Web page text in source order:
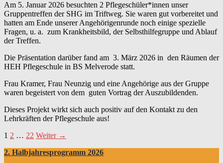
Am 5. Januar 2026 besuchten 2 Pflegeschüler*innen unser
Gruppentreffen der SHG im Triftweg. Sie waren gut vorbereitet und
hatten am Ende unserer Angehörigenrunde noch einige spezielle
Fragen, u. a. zum Krankheitsbild, der Selbsthilfegruppe und Ablauf
der Treffen.
Die Präsentation darüber fand am 3. März 2026 in den Räumen der
HEH Pflegeschule in BS Melverode statt.
Frau Kramer, Frau Neunzig und eine Angehörige aus der Gruppe
waren begeistert von dem guten Vortrag der Auszubildenden.
Dieses Projekt wirkt sich auch positiv auf den Kontakt zu den
Lehrkräften der Pflegeschule aus!
Beitragsnavigation
1 2 … 22 Weiter →
2. Halbjahresprogramm 2026